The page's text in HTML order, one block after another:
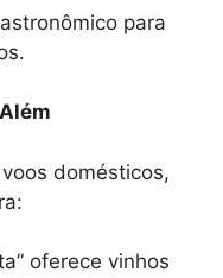
para
domésticos,
oferece vinhos